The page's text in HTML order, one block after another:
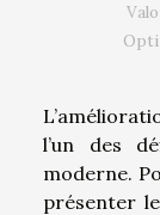
l’un des
moderne.
présenter